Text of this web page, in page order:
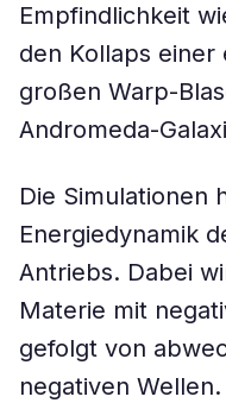
Empfindlichkeit
den Kollaps
großen Warp-
Andromeda-
Die Simulationen
Energiedynamik
Antriebs. Dabei
Materie mit
gefolgt von
negativen